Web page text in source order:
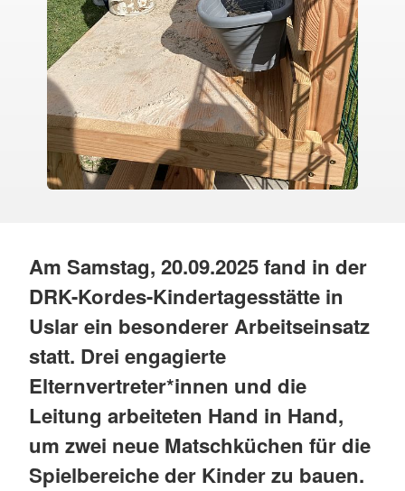
Am Samstag, 20.09.2025 fand in der
DRK-Kordes-Kindertagesstätte in
Uslar ein besonderer Arbeitseinsatz
statt. Drei engagierte
Elternvertreter*innen und die
Leitung arbeiteten Hand in Hand,
um zwei neue Matschküchen für die
Spielbereiche der Kinder zu bauen.